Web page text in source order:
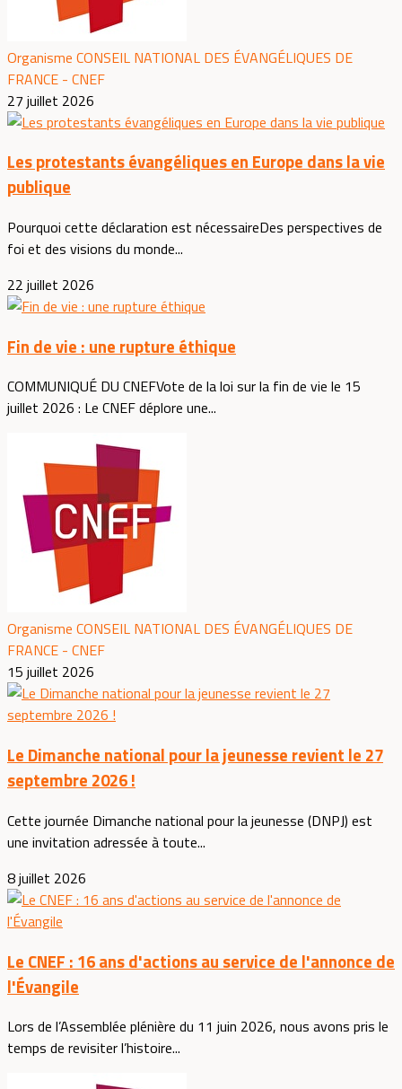
Organisme CONSEIL NATIONAL DES ÉVANGÉLIQUES DE
FRANCE - CNEF
27 juillet 2026
Les protestants évangéliques en Europe dans la vie
publique
Pourquoi cette déclaration est nécessaireDes perspectives de
foi et des visions du monde...
22 juillet 2026
Fin de vie : une rupture éthique
COMMUNIQUÉ DU CNEFVote de la loi sur la fin de vie le 15
juillet 2026 : Le CNEF déplore une...
Organisme CONSEIL NATIONAL DES ÉVANGÉLIQUES DE
FRANCE - CNEF
15 juillet 2026
Le Dimanche national pour la jeunesse revient le 27
septembre 2026 !
Cette journée Dimanche national pour la jeunesse (DNPJ) est
une invitation adressée à toute...
8 juillet 2026
Le CNEF : 16 ans d'actions au service de l'annonce de
l'Évangile
Lors de l’Assemblée plénière du 11 juin 2026, nous avons pris le
temps de revisiter l’histoire...